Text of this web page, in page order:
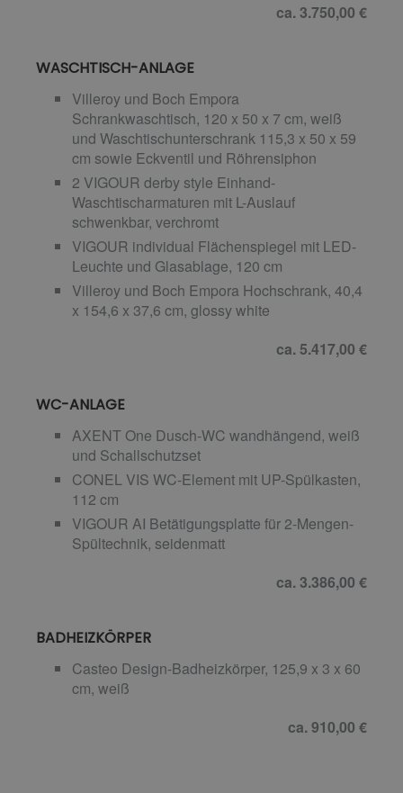
ca. 3.750,00 €
WASCHTISCH-ANLAGE
Villeroy und Boch Empora
Schrankwaschtisch, 120 x 50 x 7 cm, weiß
und Waschtischunterschrank 115,3 x 50 x 59
cm sowie Eckventil und Röhrensiphon
2 VIGOUR derby style Einhand-
Waschtischarmaturen mit L-Auslauf
schwenkbar, verchromt
VIGOUR individual Flächenspiegel mit LED-
Leuchte und Glasablage, 120 cm
Villeroy und Boch Empora Hochschrank, 40,4
x 154,6 x 37,6 cm, glossy white
ca. 5.417,00 €
WC-ANLAGE
AXENT One Dusch-WC wandhängend, weiß
und Schallschutzset
CONEL VIS WC-Element mit UP-Spülkasten,
112 cm
VIGOUR AI Betätigungsplatte für 2-Mengen-
Spültechnik, seidenmatt
ca. 3.386,00 €
BADHEIZKÖRPER
Casteo Design-Badheizkörper, 125,9 x 3 x 60
cm, weiß
ca. 910,00 €